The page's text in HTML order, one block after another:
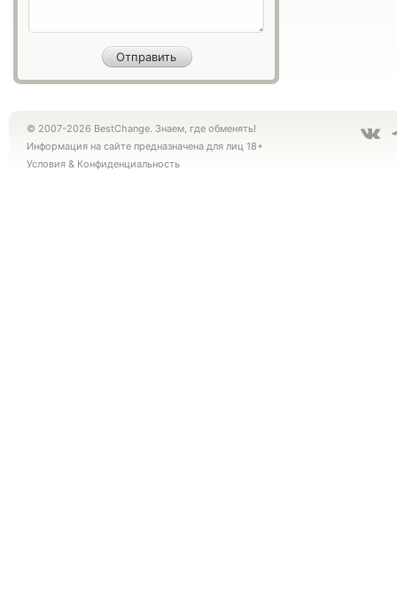
© 2007-2026 BestChange. Знаем, где обменять!
Информация на сайте предназначена для лиц 18+
Условия & Конфиденциальность